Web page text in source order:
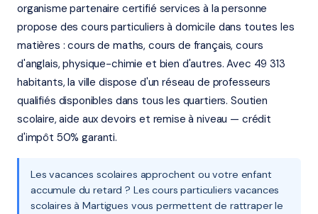
organisme partenaire certifié services à la personne
propose des cours particuliers à domicile dans toutes les
matières : cours de maths, cours de français, cours
d'anglais, physique-chimie et bien d'autres. Avec 49 313
habitants, la ville dispose d'un réseau de professeurs
qualifiés disponibles dans tous les quartiers. Soutien
scolaire, aide aux devoirs et remise à niveau — crédit
d'impôt 50% garanti.
Les vacances scolaires approchent ou votre enfant
accumule du retard ? Les cours particuliers vacances
scolaires à Martigues vous permettent de rattraper le